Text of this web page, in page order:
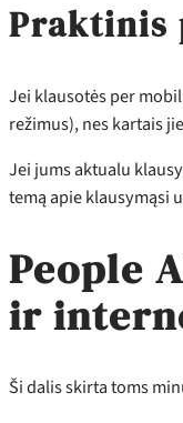
Praktinis
Jei klausotės per
režimus), nes kartais
Jei jums aktualu
temą apie klausymąsi
People
ir
Ši dalis skirta toms